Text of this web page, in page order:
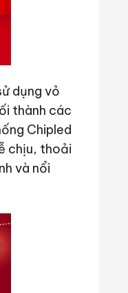
dụng vỏ
thành các
Chipled
chịu, thoải
và nổi